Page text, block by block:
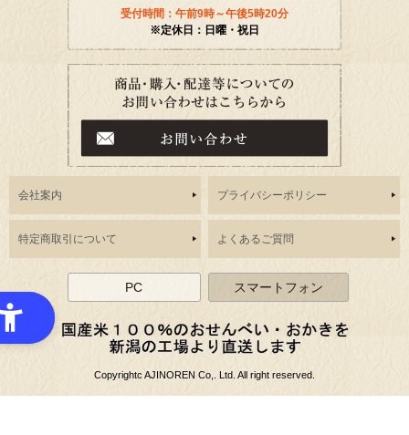
受付時間：午前9時～午後5時20分
※定休日：日曜・祝日
会社案内 プライバシーポリシー
特定商取引について よくあるご質問
PC スマートフォン
Copyrightc AJINOREN Co,. Ltd. All right reserved.